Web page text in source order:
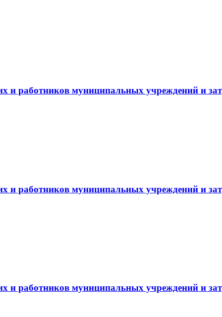
работников муниципальных учреждений и
и работников муниципальных учреждений и
работников муниципальных учреждений и